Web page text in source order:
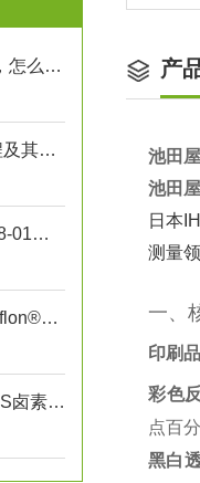
坂口电热小知识-什么是加热器，怎么保养加热器
紫外幅射照度计的具体工作过程及其应用
池田屋新品PISCO手动阀SV-3-8-01正式发布
池田屋精品！F001-X-02-VP Teflon®真空吸笔技术参数与应用解析
池田屋现货！[免费演示] INTECS卤素灯UIH-3D灰尘照射检测灯
产
池田
池田
日本
测量
一、
印刷
彩色
点百
黑白